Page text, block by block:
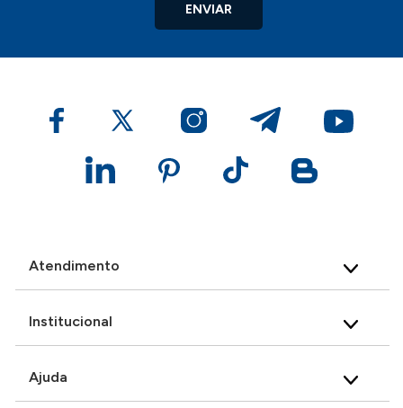
ENVIAR
Atendimento
Institucional
Ajuda